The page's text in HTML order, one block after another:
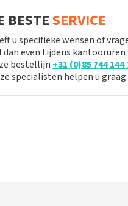
BESTESERVICE
u specifieke wensen of
dan even tijdens kantooruren
bestellijn +31 (0)85 744 144
specialisten helpen u graag.